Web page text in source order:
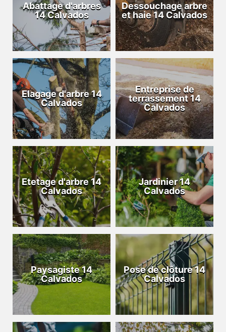
Abattage d'arbres
14 Calvados
Dessouchage arbre
et haie 14 Calvados
Elagage d'arbre 14
Calvados
Entreprise de
terrassement 14
Calvados
Etetage d'arbre 14
Calvados
Jardinier 14
Calvados
Paysagiste 14
Calvados
Pose de clôture 14
Calvados